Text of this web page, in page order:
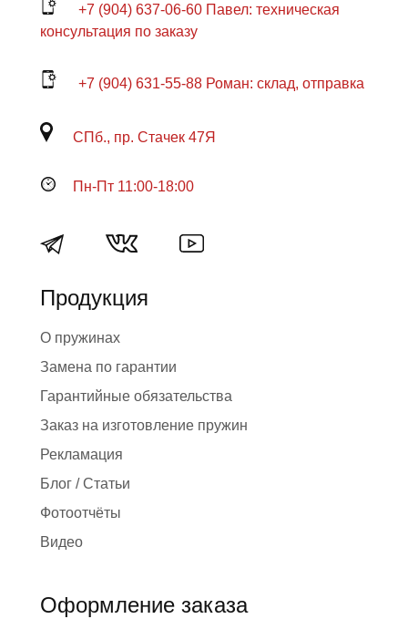
+7 (904) 637-06-60 Павел: техническая
консультация по заказу
+7 (904) 631-55-88 Роман: склад, отправка
СПб., пр. Стачек 47Я
Пн-Пт 11:00-18:00
Продукция
О пружинах
Замена по гарантии
Гарантийные обязательства
Заказ на изготовление пружин
Рекламация
Блог / Статьи
Фотоотчёты
Видео
Оформление заказа